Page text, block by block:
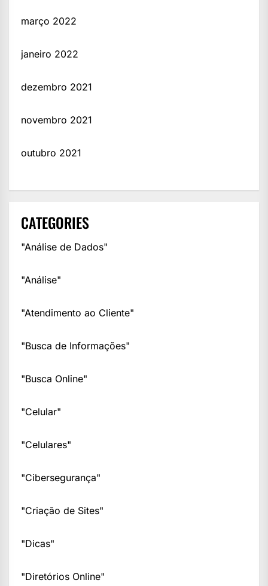
março 2022
janeiro 2022
dezembro 2021
novembro 2021
outubro 2021
CATEGORIES
"Análise de Dados"
"Análise"
"Atendimento ao Cliente"
"Busca de Informações"
"Busca Online"
"Celular"
"Celulares"
"Cibersegurança"
"Criação de Sites"
"Dicas"
"Diretórios Online"